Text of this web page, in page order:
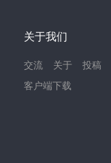
关于我们
交流 关于
投稿
客户端下载